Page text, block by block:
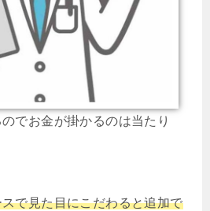
でお金が掛かるのは当たり
で見た目にこだわると追加で